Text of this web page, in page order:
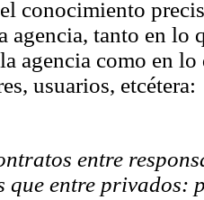
conocimiento
agencia, tanto en lo
agencia como en
usuarios, etcétera:
entre
que entre privados: